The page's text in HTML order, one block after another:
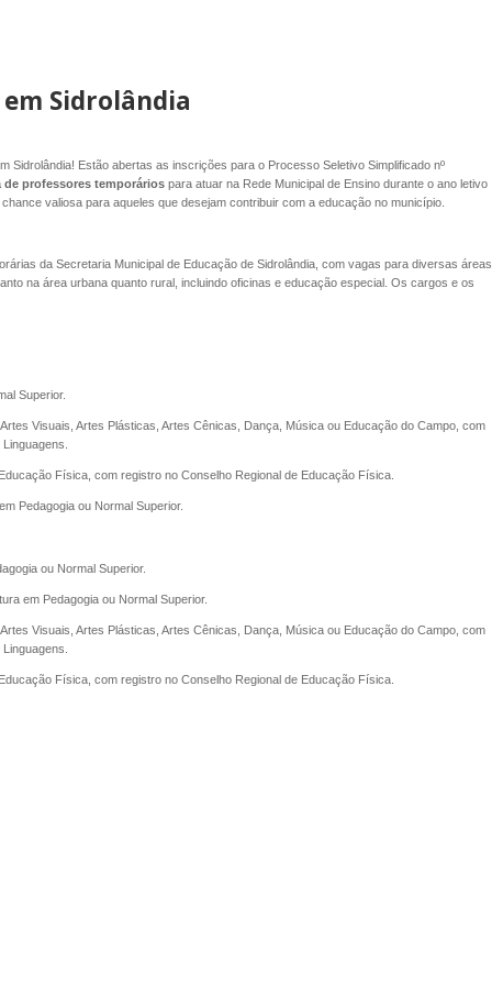
Sidrolândia
Sidrolândia! Estão abertas as inscrições para o Processo Seletivo Simplificado nº
de professores temporários para atuar na Rede Municipal de Ensino durante o ano letivo
valiosa para aqueles que desejam contribuir com a educação no município.
da Secretaria Municipal de Educação de Sidrolândia, com vagas para diversas áreas
na área urbana quanto rural, incluindo oficinas e educação especial. Os cargos e os
Superior.
Visuais, Artes Plásticas, Artes Cênicas, Dança, Música ou Educação do Campo, com
Física, com registro no Conselho Regional de Educação Física.
Pedagogia ou Normal Superior.
ou Normal Superior.
em Pedagogia ou Normal Superior.
Visuais, Artes Plásticas, Artes Cênicas, Dança, Música ou Educação do Campo, com
Física, com registro no Conselho Regional de Educação Física.